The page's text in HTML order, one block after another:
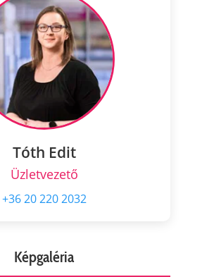
Tóth Edit
Üzletvezető
+36 20 220 2032
Képgaléria